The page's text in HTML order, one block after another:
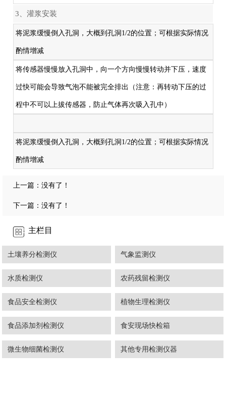
3、灌浆安装
将泥浆缓慢倒入孔洞，大概到孔洞1/2的位置；可根据实际情况
酌情增减
将传感器慢慢放入孔洞中，向一个方向慢慢转动并下压，速度
过快可能会导致气泡不能被完全排出（注意：再转动下压的过
程中不可以上拔传感器，防止气体再次吸入孔中）
将泥浆缓慢倒入孔洞，大概到孔洞1/2的位置；可根据实际情况
酌情增减
上一篇：没有了！
下一篇：没有了！
主栏目
土壤养分检测仪 气象监测仪
水质检测仪 农药残留检测仪
食品安全检测仪 植物生理检测仪
食品添加剂检测仪 食安现场快检箱
微生物细菌检测仪 其他专用检测仪器